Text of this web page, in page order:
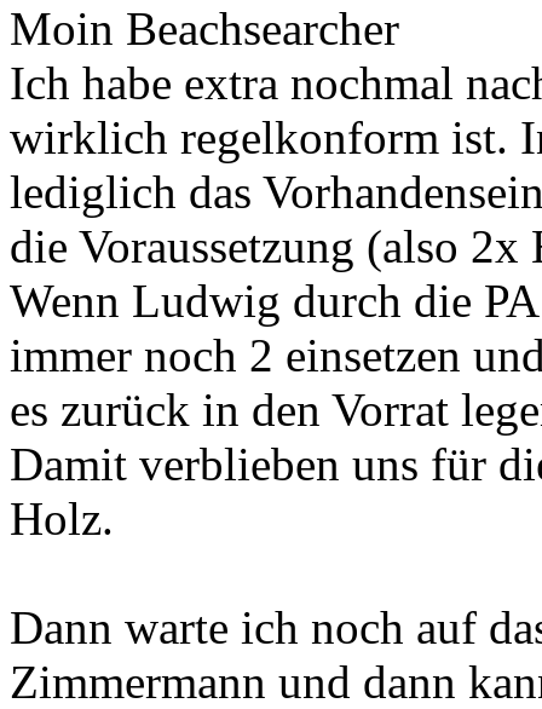
Moin Beachsearcher
Ich habe extra nochmal
wirklich regelkonform ist.
lediglich das
die Voraussetzung (also
Wenn Ludwig durch die
immer noch 2 einsetzen
es zurück in den Vorrat
Damit verblieben uns für
Holz.
Dann warte ich noch auf
Zimmermann und dann